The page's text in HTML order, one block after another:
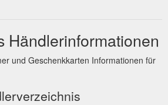
Händlerinformationen
und Geschenkkarten Informationen für